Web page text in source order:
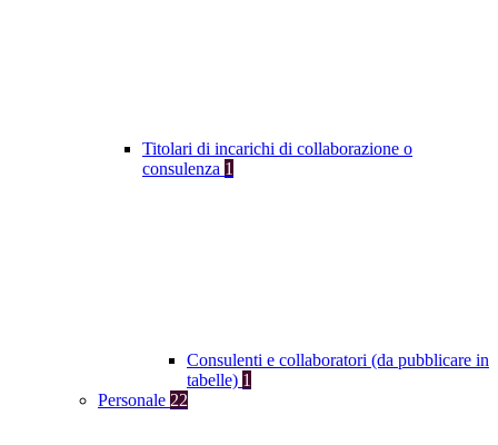
Titolari di incarichi di collaborazione o
consulenza 1
Consulenti e collaboratori (da pubblicare in
tabelle) 1
Personale 22